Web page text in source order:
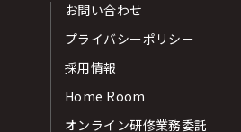
お問い合わせ
プライバシーポリシー
採用情報
Home Room
オンライン研修業務委託